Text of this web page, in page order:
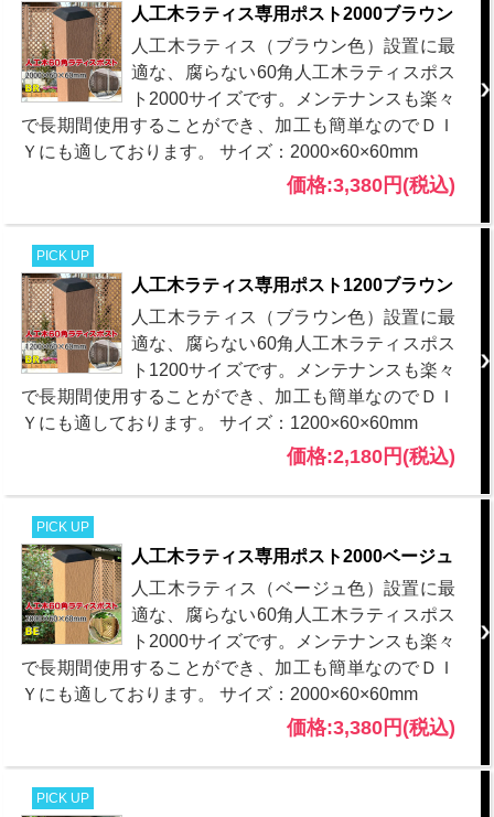
人工木ラティス専用ポスト2000ブラウン
人工木ラティス（ブラウン色）設置に最
適な、腐らない60角人工木ラティスポス
ト2000サイズです。メンテナンスも楽々
で長期間使用することができ、加工も簡単なのでＤＩ
Ｙにも適しております。 サイズ：2000×60×60mm
価格:3,380円(税込)
PICK UP
人工木ラティス専用ポスト1200ブラウン
人工木ラティス（ブラウン色）設置に最
適な、腐らない60角人工木ラティスポス
ト1200サイズです。メンテナンスも楽々
で長期間使用することができ、加工も簡単なのでＤＩ
Ｙにも適しております。 サイズ：1200×60×60mm
価格:2,180円(税込)
PICK UP
人工木ラティス専用ポスト2000ベージュ
人工木ラティス（ベージュ色）設置に最
適な、腐らない60角人工木ラティスポス
ト2000サイズです。メンテナンスも楽々
で長期間使用することができ、加工も簡単なのでＤＩ
Ｙにも適しております。 サイズ：2000×60×60mm
価格:3,380円(税込)
PICK UP